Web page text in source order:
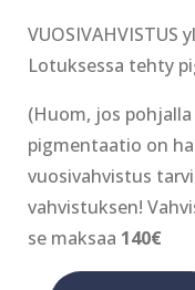
VUOSIVAHVISTUS
Lotuksessa tehty
(Huom, jos
pigmentaatio on
vuosivahvistus
vahvistuksen!
se maksaa 140€